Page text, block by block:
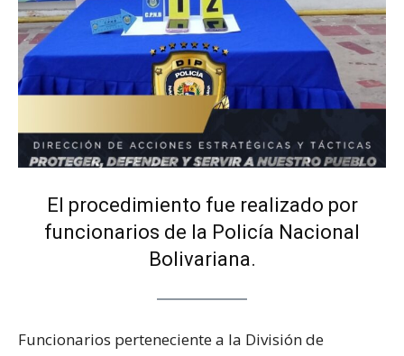
El procedimiento fue realizado por
funcionarios de la Policía Nacional
Bolivariana.
Funcionarios perteneciente a la División de